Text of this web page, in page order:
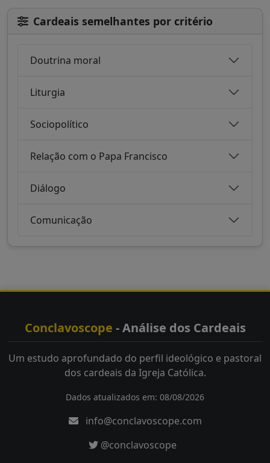
Cardeais semelhantes por critério
Doutrina moral
Liturgia
Sociopolítico
Relação com o Papa Francisco
Diálogo
Comunicação
Conclavoscope - Análise dos Cardeais
Um estudo aprofundado do perfil ideológico e pastoral
dos cardeais da Igreja Católica.
Dados atualizados em: 08/08/2026
info@conclavoscope.com
@conclavoscope